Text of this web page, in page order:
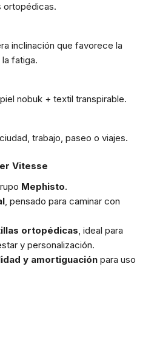
ortopédicas.
inclinación que favorece la
fatiga.
piel nobuk + textil transpirable.
ciudad, trabajo, paseo o viajes.
Vitesse
Mephisto.
, pensado para caminar con
ortopédicas, ideal para
y personalización.
y amortiguación para uso